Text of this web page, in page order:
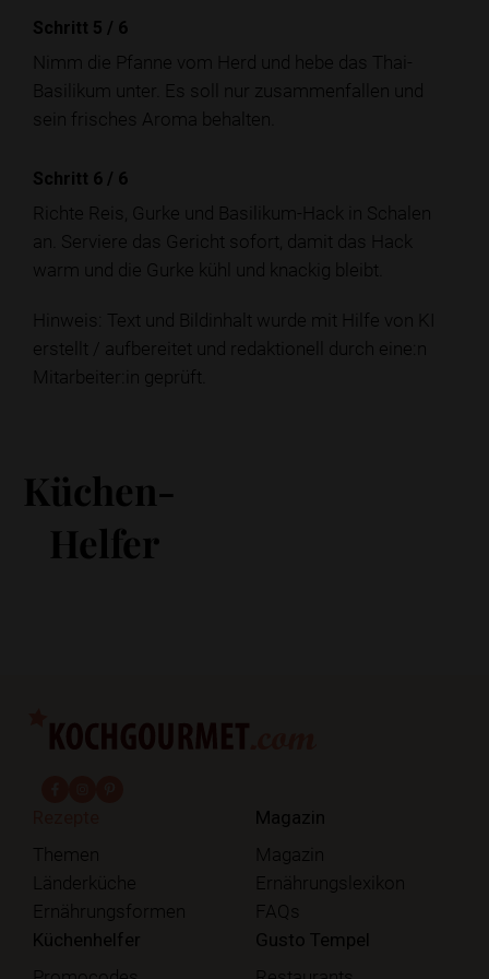
Schritt 5 / 6
Nimm die Pfanne vom Herd und hebe das Thai-
Basilikum unter. Es soll nur zusammenfallen und
sein frisches Aroma behalten.
Schritt 6 / 6
Richte Reis, Gurke und Basilikum-Hack in Schalen
an. Serviere das Gericht sofort, damit das Hack
warm und die Gurke kühl und knackig bleibt.
Hinweis: Text und Bildinhalt wurde mit Hilfe von KI
erstellt / aufbereitet und redaktionell durch eine:n
Mitarbeiter:in geprüft.
Küchen-
Helfer
Themen
Länderküche
Ernährungsformen
Magazin
Magazin
Ernährungslexikon
FAQs
Küchenhelfer Gusto Tempel